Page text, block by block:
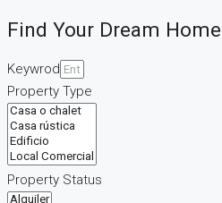
Find Your Dream Home
Keywrod
Property Type
Property Status